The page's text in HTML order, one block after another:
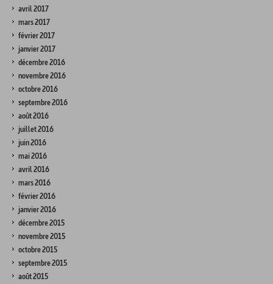
avril 2017
mars 2017
février 2017
janvier 2017
décembre 2016
novembre 2016
octobre 2016
septembre 2016
août 2016
juillet 2016
juin 2016
mai 2016
avril 2016
mars 2016
février 2016
janvier 2016
décembre 2015
novembre 2015
octobre 2015
septembre 2015
août 2015